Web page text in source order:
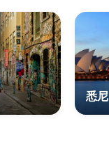
悉尼